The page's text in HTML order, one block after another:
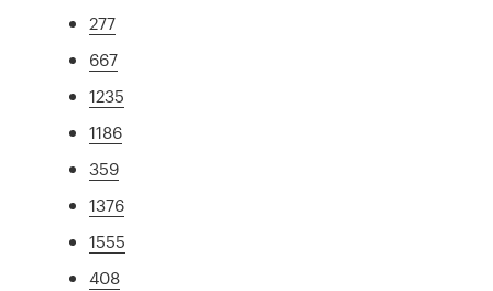
277
667
1235
1186
359
1376
1555
408